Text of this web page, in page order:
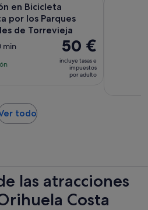
en Bicicleta
por los Parques
de Torrevieja
min
El
precio
es
de
50 €
incluye tasas e
impuestos
por adulto
todoSe
las atracciones
Costa